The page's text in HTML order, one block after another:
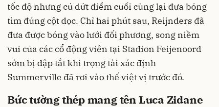
tốc độ nhưng cú dứt điểm cuối cùng lại đưa bóng
tìm đúng cột dọc. Chỉ hai phút sau, Reijnders đã
đưa được bóng vào lưới đối phương, song niềm
vui của các cổ động viên tại Stadion Feijenoord
sớm bị dập tắt khi trọng tài xác định
Summerville đã rơi vào thế việt vị trước đó.
Bức tường thép mang tên Luca Zidane